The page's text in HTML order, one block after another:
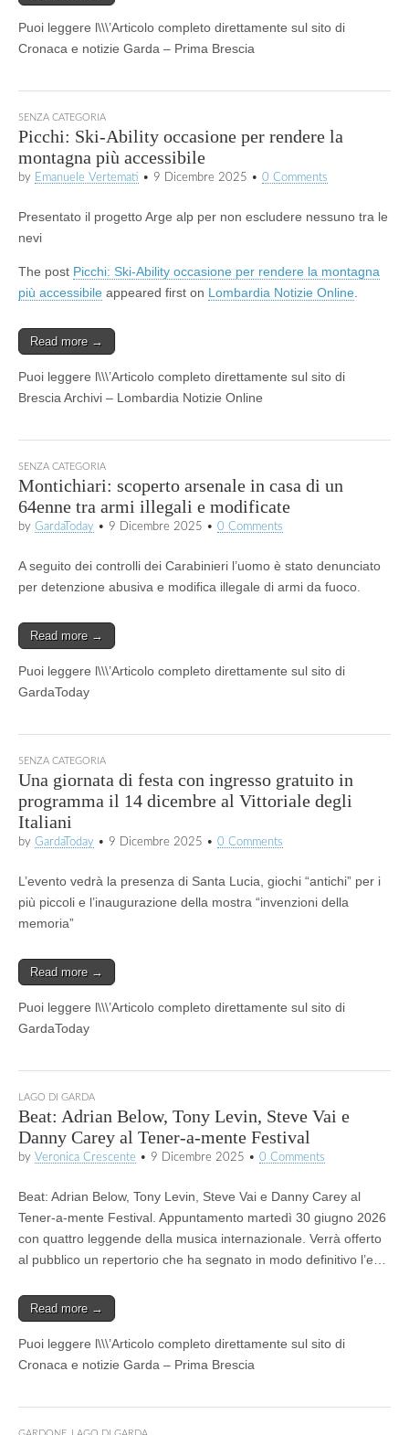
Puoi leggere l\\\’Articolo completo direttamente sul sito di
Cronaca e notizie Garda – Prima Brescia
SENZA CATEGORIA
Picchi: Ski-Ability occasione per rendere la
montagna più accessibile
by Emanuele Vertemati • 9 Dicembre 2025 • 0 Comments
Presentato il progetto Arge alp per non escludere nessuno tra le
nevi
The post Picchi: Ski-Ability occasione per rendere la montagna
più accessibile appeared first on Lombardia Notizie Online
Read more →
Puoi leggere l\\\’Articolo completo direttamente sul sito di
Brescia Archivi – Lombardia Notizie Online
SENZA CATEGORIA
Montichiari: scoperto arsenale in casa di un
64enne tra armi illegali e modificate
by GardaToday • 9 Dicembre 2025 • 0 Comments
A seguito dei controlli dei Carabinieri l’uomo è stato denunciato
per detenzione abusiva e modifica illegale di armi da fuoco.
Read more →
Puoi leggere l\\\’Articolo completo direttamente sul sito di
GardaToday
SENZA CATEGORIA
Una giornata di festa con ingresso gratuito in
programma il 14 dicembre al Vittoriale degli
Italiani
by GardaToday • 9 Dicembre 2025 • 0 Comments
L’evento vedrà la presenza di Santa Lucia, giochi “antichi” per i
più piccoli e l’inaugurazione della mostra “invenzioni della
memoria”
Read more →
Puoi leggere l\\\’Articolo completo direttamente sul sito di
GardaToday
LAGO DI GARDA
Beat: Adrian Below, Tony Levin, Steve Vai e
Danny Carey al Tener-a-mente Festival
by Veronica Crescente • 9 Dicembre 2025 • 0 Comments
Beat: Adrian Below, Tony Levin, Steve Vai e Danny Carey al
Tener-a-mente Festival. Appuntamento martedì 30 giugno 2026
con quattro leggende della musica internazionale. Verrà offerto
al pubblico un repertorio che ha segnato in modo definitivo l’e…
Read more →
Puoi leggere l\\\’Articolo completo direttamente sul sito di
Cronaca e notizie Garda – Prima Brescia